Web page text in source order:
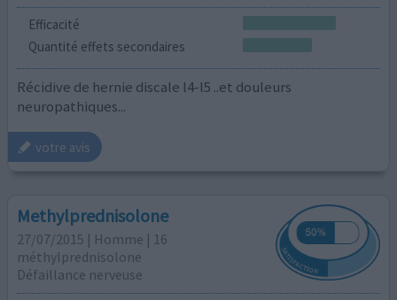
Efficacité
Quantité effets secondaires
Récidive de hernie discale l4-l5 ..et douleurs
neuropathiques...
votre avis
Methylprednisolone
27/07/2015 | Homme | 16
méthylprednisolone
Défaillance nerveuse